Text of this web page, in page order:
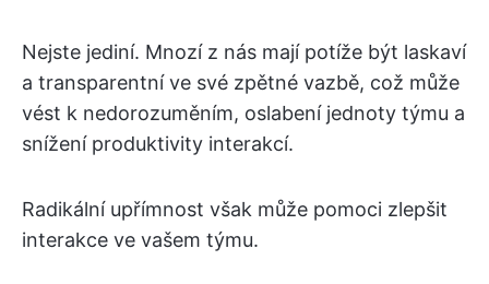
Nejste jediní. Mnozí z nás mají potíže být laskaví
a transparentní ve své zpětné vazbě, což může
vést k nedorozuměním, oslabení jednoty týmu a
snížení produktivity interakcí.
Radikální upřímnost však může pomoci zlepšit
interakce ve vašem týmu.